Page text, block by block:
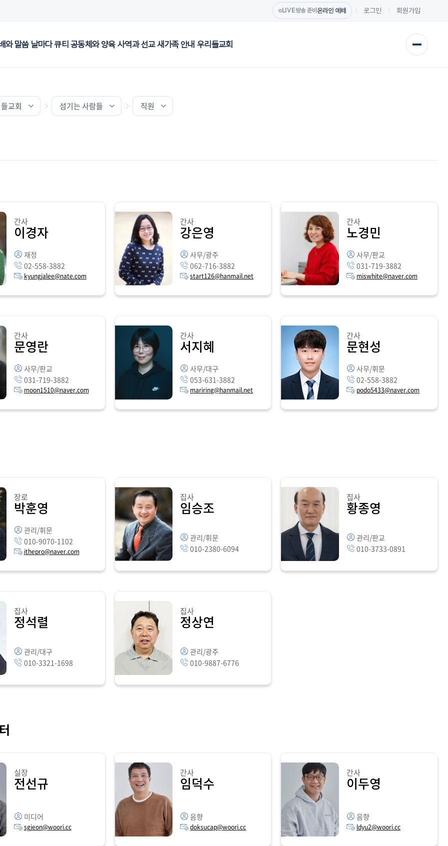
LIVE방송 준비 온라인 예배 로그인 회원가입
와 말씀 날마다 큐티 공동체와 양육 사역과 선교 새가족 안내 우리들교회
교회 섬기는 사람들 직원
간사
이경자
재정
02-558-3882
kyungjalee@nate.com
간사
강은영
사무/광주
062-716-3882
start126@hanmail.net
간사
노경민
사무/판교
031-719-3882
miswhite@naver.com
간사
문영란
사무/판교
031-719-3882
moon1510@naver.com
간사
서지혜
사무/대구
053-631-3882
mariring@hanmail.net
간사
문현성
사무/휘문
02-558-3882
podo5433@naver.com
장로
박훈영
관리/휘문
010-9070-1102
ithepro@naver.com
집사
임승조
관리/휘문
010-2380-6094
집사
황종영
관리/판교
010-3733-0891
집사
정석렬
관리/대구
010-3321-1698
집사
정상연
관리/광주
010-9887-6776
실장
전선규
미디어
sgjeon@woori.cc
간사
임덕수
음향
doksucap@woori.cc
간사
이두영
음향
ldyu2@woori.cc